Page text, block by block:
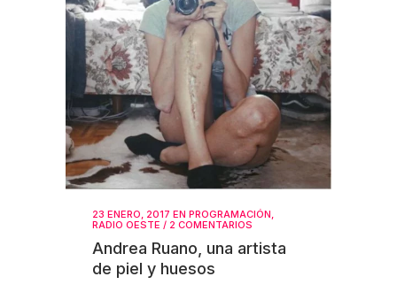
23 ENERO, 2017 EN PROGRAMACIÓN,
RADIO OESTE / 2 COMENTARIOS
Andrea Ruano, una artista
de piel y huesos